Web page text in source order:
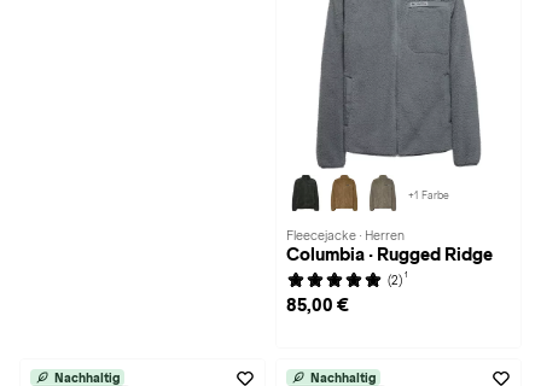
+1 Farbe
Fleecejacke · Herren
Columbia · Rugged Ridge
(2) 1
85,00 €
Nachhaltig
Nachhaltig